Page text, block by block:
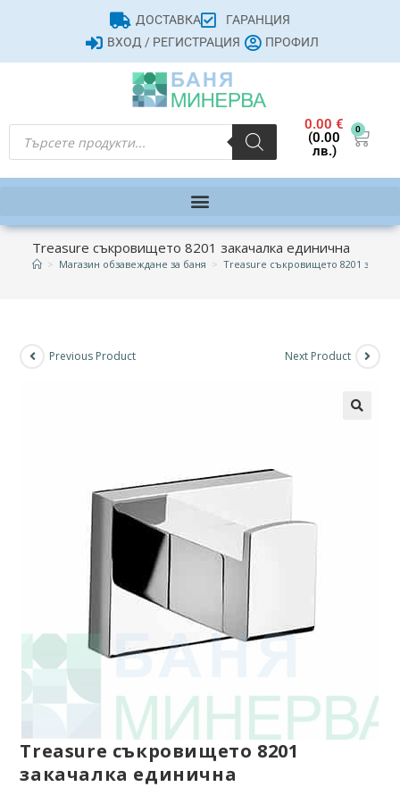
ДОСТАВКА
ГАРАНЦИЯ
ВХОД / РЕГИСТРАЦИЯ
ПРОФИЛ
0.00€
(0.00
лв.)
0
Treasure съкровището 8201 закачалка единична
> Магазин обзавеждане за баня > Treasure съкровището 8201
Previous Product Next Product
Treasure съкровището 8201
закачалка единична